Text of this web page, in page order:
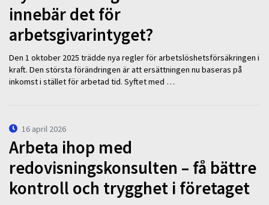
innebär det för
arbetsgivarintyget?
Den 1 oktober 2025 trädde nya regler för arbetslöshetsförsäkringen i
kraft. Den största förändringen är att ersättningen nu baseras på
inkomst i stället för arbetad tid. Syftet med …
16 april 2026
Arbeta ihop med
redovisningskonsulten – få bättre
kontroll och trygghet i företaget